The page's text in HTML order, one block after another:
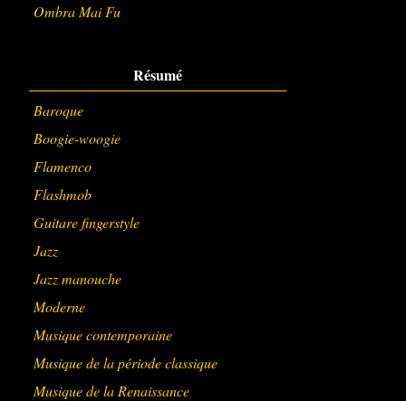
Ombra Mai Fu
Résumé
Baroque
Boogie-woogie
Flamenco
Flashmob
Guitare fingerstyle
Jazz
Jazz manouche
Moderne
Musique contemporaine
Musique de la période classique
Musique de la Renaissance